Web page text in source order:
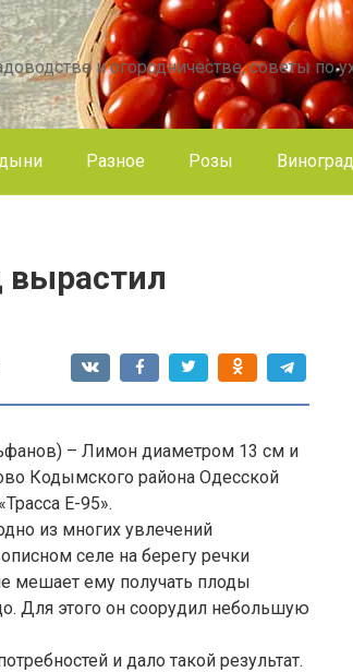
и огородничестве, советы по
Разное Розы Виноград
вырастил
– Лимон диаметром 13 см и
Кодымского района Одесской
Е-95».
из многих увлечений
селе на берегу речки
мешает ему получать плоды
Для этого он соорудил небольшую
и дало такой результат.